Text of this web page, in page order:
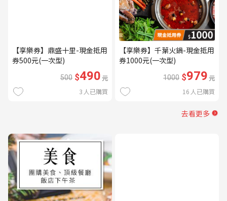
【享樂券】鼎盛十里-現金抵用
券500元(一次型)
500 $490元
3 人已購買
【享樂券】千葉火鍋-現金抵用
券1000元(一次型)
1000 $979元
16 人已購買
去看更多